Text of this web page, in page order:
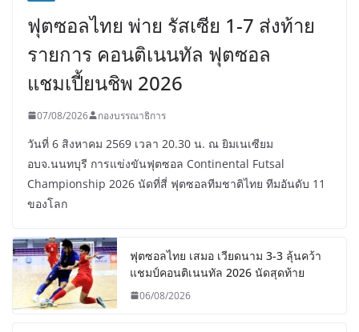
ฟุตซอลไทย พ่าย รัสเซีย 1-7 ส่งท้าย
รายการ คอนติเนนทัล ฟุตซอล
แชมเปี้ยนชิพ 2026
07/08/2026 กองบรรณาธิการ
วันที่ 6 สิงหาคม 2569 เวลา 20.30 น. ณ ยิมเนเซียม
อบจ.นนทบุรี การแข่งขันฟุตซอล Continental Futsal
Championship 2026 นัดที่สี่ ฟุตซอลทีมชาติไทย ทีมอันดับ 11
ของโลก
ฟุตซอลไทย เสมอ เวียดนาม 3-3 ลุ้นคว้า
แชมป์คอนติเนนทัล 2026 นัดสุดท้าย
06/08/2026